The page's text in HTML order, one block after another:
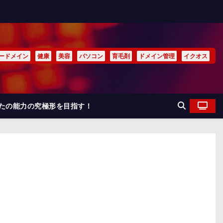
ドメイン 健康 美容 パソコン 育毛剤 ドメイン管理 イクオス
の能力の究極形を目指す！